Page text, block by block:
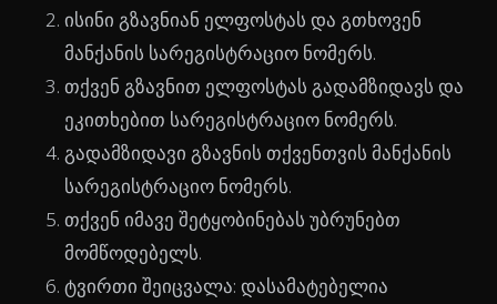
ისინი გზავნიან ელფოსტას და გთხოვენ
მანქანის სარეგისტრაციო ნომერს.
თქვენ გზავნით ელფოსტას გადამზიდავს და
ეკითხებით სარეგისტრაციო ნომერს.
გადამზიდავი გზავნის თქვენთვის მანქანის
სარეგისტრაციო ნომერს.
თქვენ იმავე შეტყობინებას უბრუნებთ
მომწოდებელს.
ტვირთი შეიცვალა: დასამატებელია